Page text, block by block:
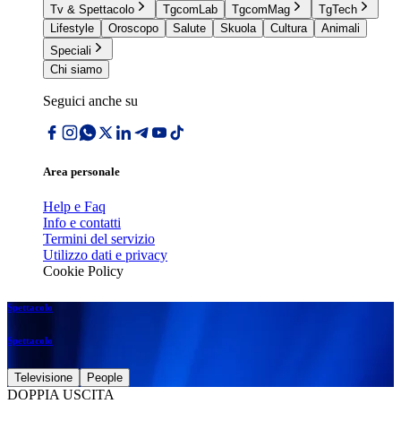
Tv & Spettacolo
TgcomLab TgcomMag
TgTech
Lifestyle
Oroscopo Salute Skuola Cultura
Animali
Speciali
Chi siamo
Seguici anche su
Area personale
Help e Faq
Info e contatti
Termini del servizio
Utilizzo dati e privacy
Cookie Policy
Spettacolo
Spettacolo
Televisione People
DOPPIA USCITA